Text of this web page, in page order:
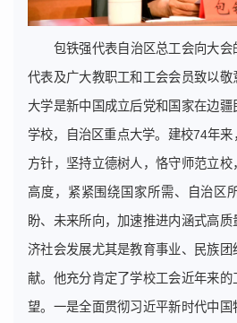
包铁强代表自治区总工会向大
代表及广大教职工和工会会员致以
大学是新中国成立后党和国家在边
学校，自治区重点大学。建校74年
方针，坚持立德树人，恪守师范立
高度，紧紧围绕国家所需、自治区
盼、未来所向，加速推进内涵式高
济社会发展尤其是教育事业、民族
献。他充分肯定了学校工会近年来
望。一是全面贯彻习近平新时代中